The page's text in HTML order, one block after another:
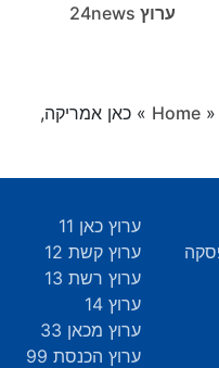
ערוץ 24news
Home »
» כאן אמריקה,
ערוץ כאן 11
ערוץ קשת 12
ערוץ רשת 13
ערוץ 14
ערוץ מכאן 33
ערוץ הכנסת 99